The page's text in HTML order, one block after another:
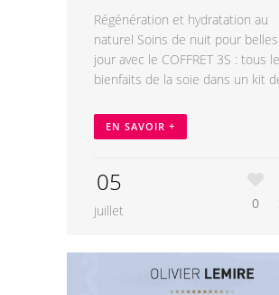
Régénération et hydratation au
naturel Soins de nuit pour
jour avec le COFFRET 3S : tous
bienfaits de la soie dans un kit
EN SAVOIR +
05
juillet 0